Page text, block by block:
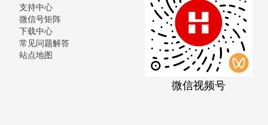
支持中心
微信号矩阵
下载中心
常见问题解答
站点地图
微信视频号